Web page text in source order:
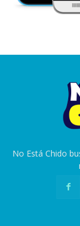
No Está Chido